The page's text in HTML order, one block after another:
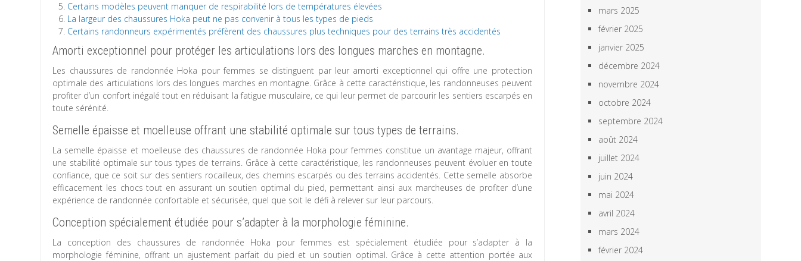
Certains modèles peuvent manquer de respirabilité lors de températures élevées
La largeur des chaussures Hoka peut ne pas convenir à tous les types de pieds
Certains randonneurs expérimentés préfèrent des chaussures plus techniques pour des terrains très accidentés
Amorti exceptionnel pour protéger les articulations lors des longues marches en montagne.
Les chaussures de randonnée Hoka pour femmes se distinguent par leur amorti exceptionnel qui offre une protection
optimale des articulations lors des longues marches en montagne. Grâce à cette caractéristique, les randonneuses peuvent
profiter d’un confort inégalé tout en réduisant la fatigue musculaire, ce qui leur permet de parcourir les sentiers escarpés en
toute sérénité.
Semelle épaisse et moelleuse offrant une stabilité optimale sur tous types de terrains.
La semelle épaisse et moelleuse des chaussures de randonnée Hoka pour femmes constitue un avantage majeur, offrant
une stabilité optimale sur tous types de terrains. Grâce à cette caractéristique, les randonneuses peuvent évoluer en toute
confiance, que ce soit sur des sentiers rocailleux, des chemins escarpés ou des terrains accidentés. Cette semelle absorbe
efficacement les chocs tout en assurant un soutien optimal du pied, permettant ainsi aux marcheuses de profiter d’une
expérience de randonnée confortable et sécurisée, quel que soit le défi à relever sur leur parcours.
Conception spécialement étudiée pour s’adapter à la morphologie féminine.
La conception des chaussures de randonnée Hoka pour femmes est spécialement étudiée pour s’adapter à la
morphologie féminine, offrant un ajustement parfait du pied et un soutien optimal. Grâce à cette attention portée aux
mars 2025
février 2025
janvier 2025
décembre 2024
novembre 2024
octobre 2024
septembre 2024
août 2024
juillet 2024
juin 2024
mai 2024
avril 2024
mars 2024
février 2024